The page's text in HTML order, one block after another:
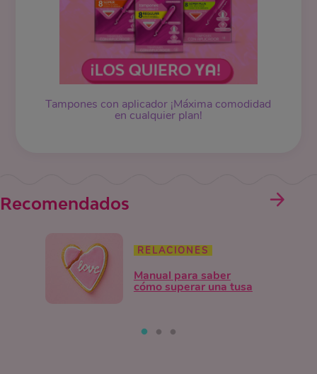
Tampones con aplicador ¡Máxima comodidad
en cualquier plan!
Recomendados
RELACIONES
Manual para saber
cómo superar una tusa